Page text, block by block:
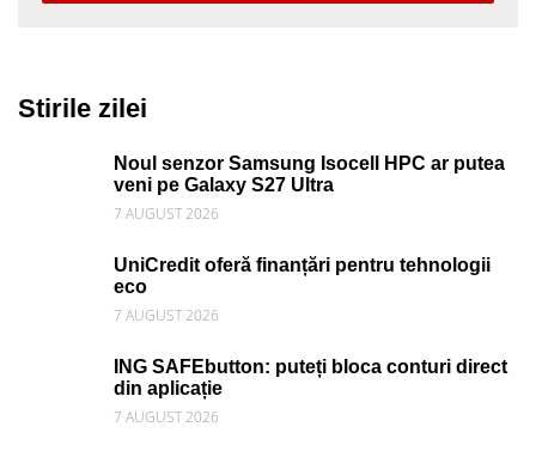
Stirile zilei
Noul senzor Samsung Isocell HPC ar putea
veni pe Galaxy S27 Ultra
7 AUGUST 2026
UniCredit oferă finanțări pentru tehnologii
eco
7 AUGUST 2026
ING SAFEbutton: puteți bloca conturi direct
din aplicație
7 AUGUST 2026